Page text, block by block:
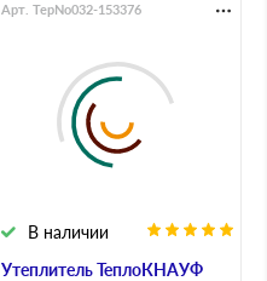
Утеплитель ТеплоКНАУФ
В наличии
Арт. TepNo032-153376